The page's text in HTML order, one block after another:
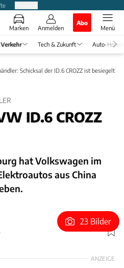
Marken Anmelden
Abo
Menü
Verkehr Tech & Zukunft Auto-
Schicksal der ID.6 CROZZ ist besiegelt
ID.6 CROZZ
hat Volkswagen im
aus China
Foto: VW
23 Bilder
ANZEIGE